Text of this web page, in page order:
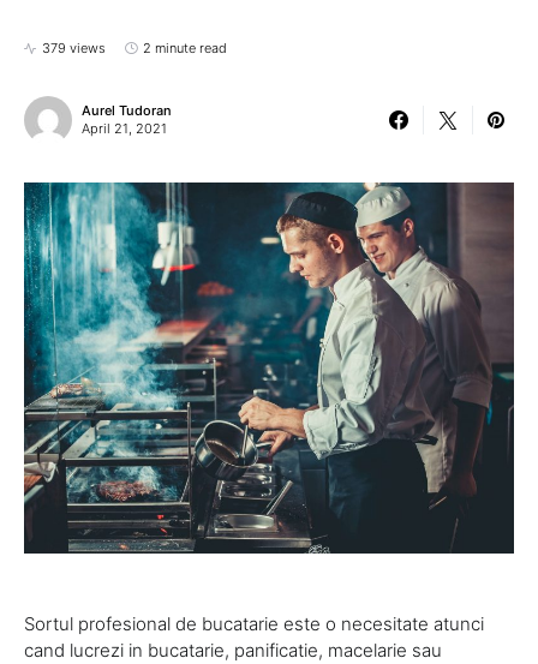
379 views 2 minute read
Aurel Tudoran
April 21, 2021
Sortul profesional de bucatarie este o necesitate atunci
cand lucrezi in bucatarie, panificatie, macelarie sau